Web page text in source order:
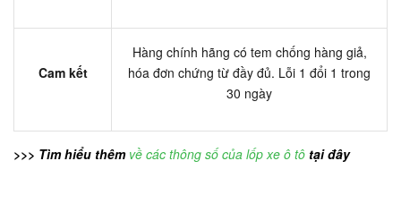
Cam kết
Hàng chính hãng có tem chống hàng giả,
hóa đơn chứng từ đầy đủ. Lỗi 1 đổi 1 trong
30 ngày
>>> Tìm hiểu thêm về các thông số của lốp xe ô tô tại đây